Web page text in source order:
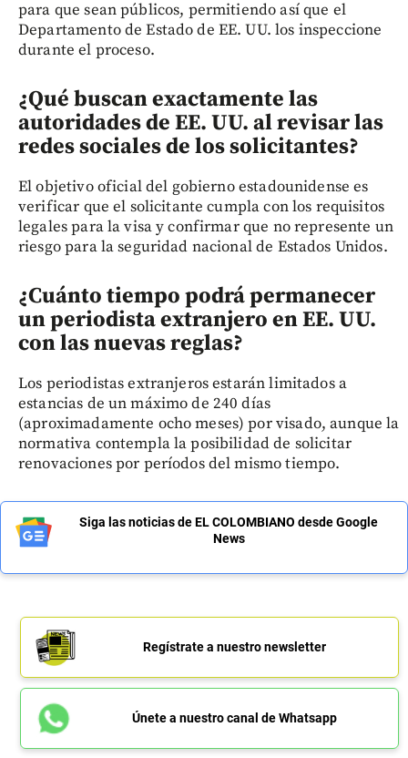
para que sean públicos, permitiendo así que el
Departamento de Estado de EE. UU. los inspeccione
durante el proceso.
¿Qué buscan exactamente las
autoridades de EE. UU. al revisar las
redes sociales de los solicitantes?
El objetivo oficial del gobierno estadounidense es
verificar que el solicitante cumpla con los requisitos
legales para la visa y confirmar que no represente un
riesgo para la seguridad nacional de Estados Unidos.
¿Cuánto tiempo podrá permanecer
un periodista extranjero en EE. UU.
con las nuevas reglas?
Los periodistas extranjeros estarán limitados a
estancias de un máximo de 240 días
(aproximadamente ocho meses) por visado, aunque la
normativa contempla la posibilidad de solicitar
renovaciones por períodos del mismo tiempo.
Siga las noticias de EL COLOMBIANO desde Google
News
Regístrate a nuestro newsletter
Únete a nuestro canal de Whatsapp